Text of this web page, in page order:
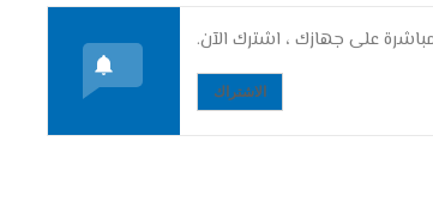
على جهازك ، اشترك الآن.
الاشتراك